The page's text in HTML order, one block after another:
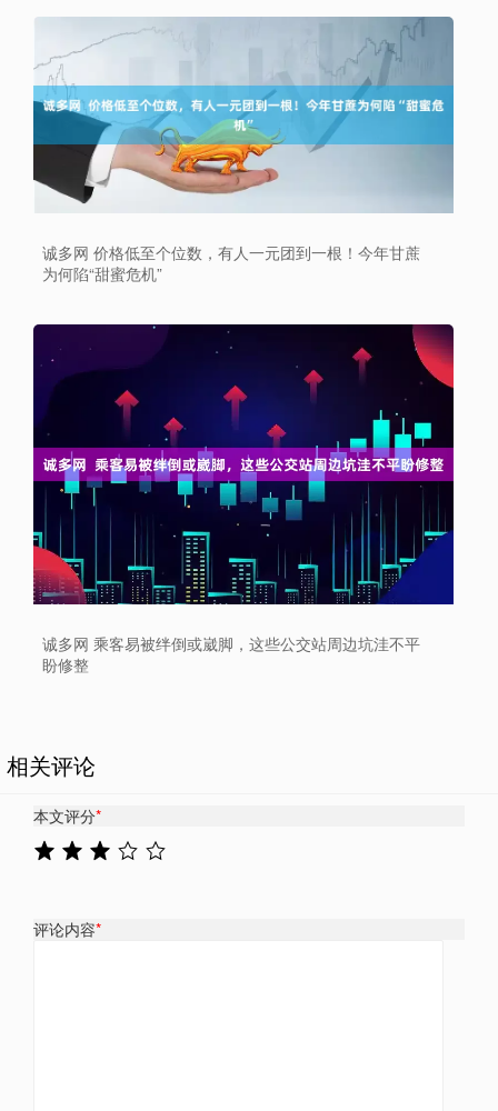
诚多网 价格低至个位数，有人一元团到一根！今年甘蔗
为何陷“甜蜜危机”
诚多网 乘客易被绊倒或崴脚，这些公交站周边坑洼不平
盼修整
相关评论
本文评分*
评论内容*